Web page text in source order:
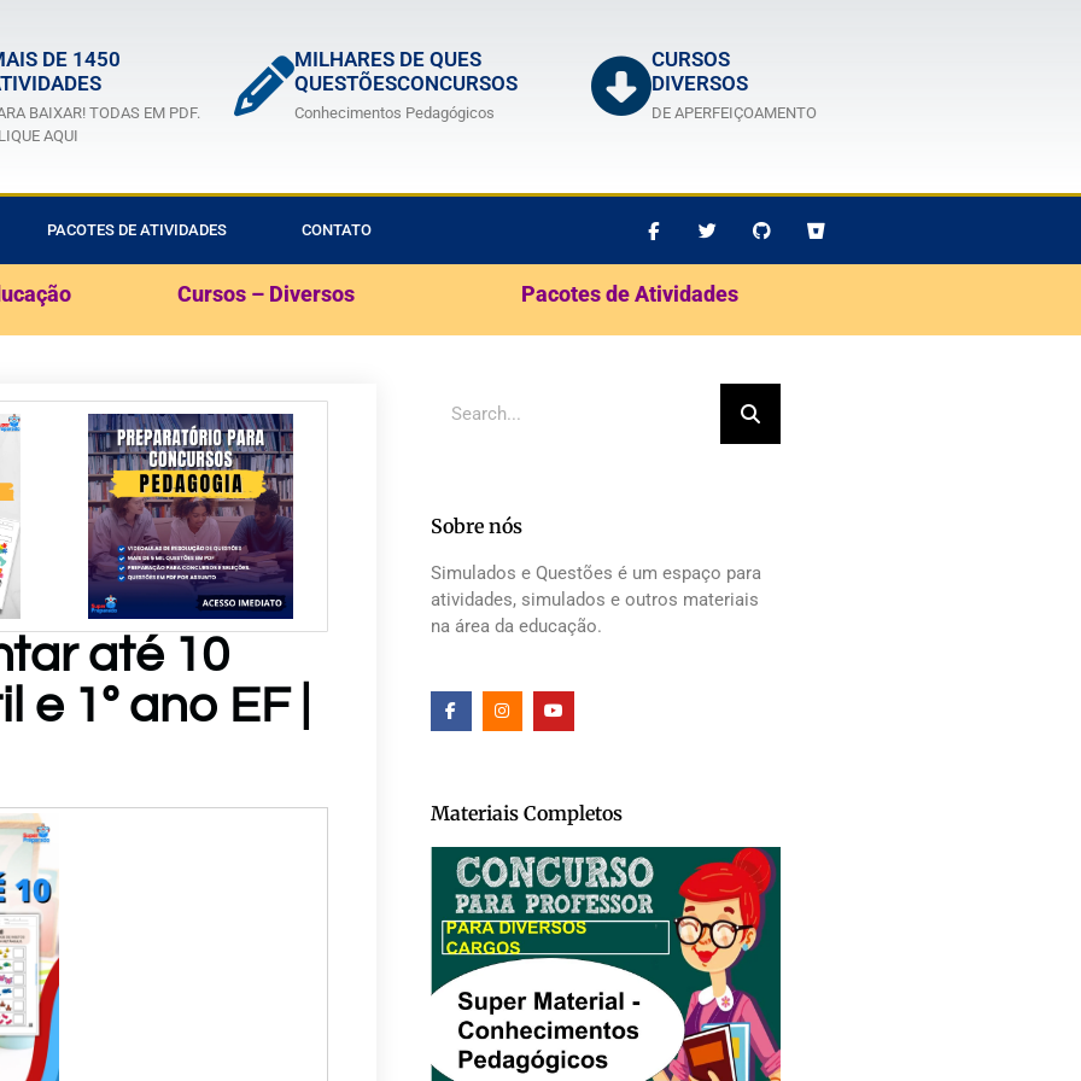
DE 1450
BAIXAR! TODAS EM PDF.
AQUI
MILHARES DE QUES
QUESTÕESCONCURSOS
Conhecimentos Pedagógicos
CURSOS
DIVERSOS
DE APERFEIÇOAMENTO
PACOTES DE ATIVIDADES CONTATO
Cursos – Diversos Pacotes de Atividades
até 10
1º ano EF |
Sobre nós
Simulados e Questões é um espaço para
atividades, simulados e outros materiais
na área da educação.
Materiais Completos